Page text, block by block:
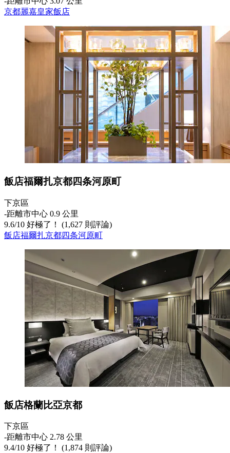
京都麗嘉皇家飯店
飯店福爾扎京都四条河原町
下京區
‐距離市中心 0.9 公里
9.6/10 好極了！ (1,627 則評論)
飯店福爾扎京都四条河原町
飯店格蘭比亞京都
下京區
‐距離市中心 2.78 公里
9.4/10 好極了！ (1,874 則評論)